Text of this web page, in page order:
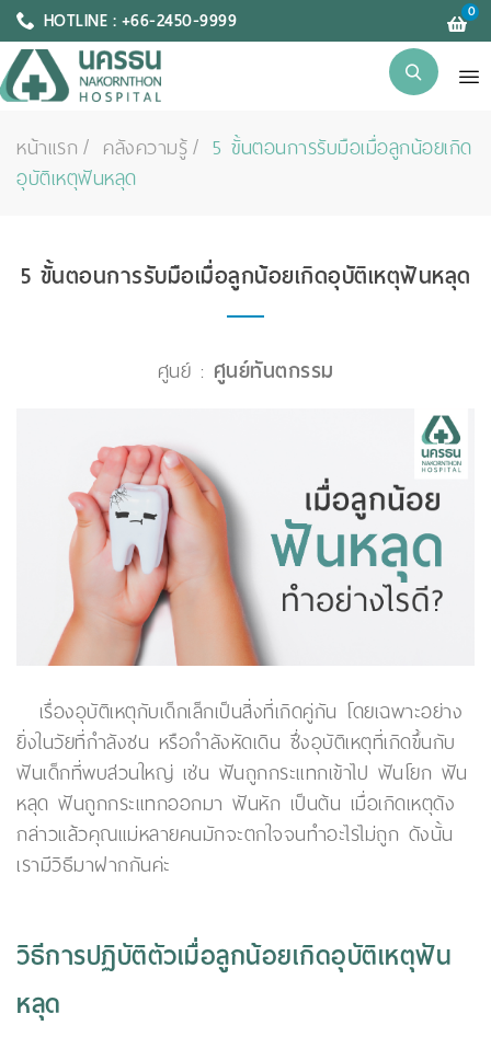
HOTLINE : +66-2450-9999 0
หน้าแรก คลังความรู้
5 ขั้นตอนการรับมือเมื่อลูกน้อยเกิด
อุบัติเหตุฟันหลุด
5 ขั้นตอนการรับมือเมื่อลูกน้อยเกิดอุบัติเหตุฟันหลุด
ศูนย์ : ศูนย์ทันตกรรม
เรื่องอุบัติเหตุกับเด็กเล็กเป็นสิ่งที่เกิดคู่กัน โดยเฉพาะอย่าง
ยิ่งในวัยที่กำลังซน หรือกำลังหัดเดิน ซึ่งอุบัติเหตุที่เกิดขึ้นกับ
ฟันเด็กที่พบส่วนใหญ่ เช่น ฟันถูกกระแทกเข้าไป ฟันโยก ฟัน
หลุด ฟันถูกกระแทกออกมา ฟันหัก เป็นต้น เมื่อเกิดเหตุดัง
กล่าวแล้วคุณแม่หลายคนมักจะตกใจจนทำอะไรไม่ถูก ดังนั้น
เรามีวิธีมาฝากกันค่ะ
วิธีการปฏิบัติตัวเมื่อลูกน้อยเกิดอุบัติเหตุฟัน
หลุด